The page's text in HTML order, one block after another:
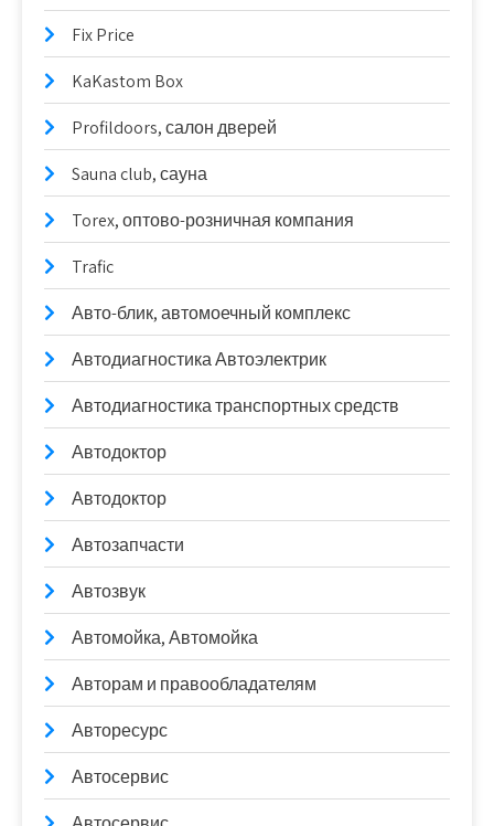
Fix Price
KaKastom Box
Profildoors, салон дверей
Sauna club, сауна
Torex, оптово-розничная компания
Trafic
Авто-блик, автомоечный комплекс
Автодиагностика Автоэлектрик
Автодиагностика транспортных средств
Автодоктор
Автодоктор
Автозапчасти
Автозвук
Автомойка, Автомойка
Авторам и правообладателям
Авторесурс
Автосервис